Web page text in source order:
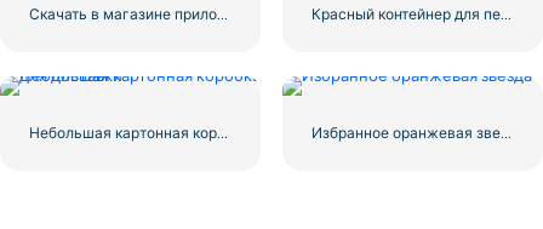
Скачать в магазине приложений Linear Button Красный контейнер для перевозки грузов по морю
Небольшая картонная коробка для доставки Избранное оранжевая звезда